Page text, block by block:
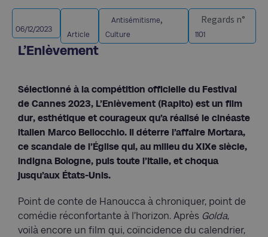
06/12/2023
Article
Antisémitisme,
Culture
Regards n°
1101
L’Enlèvement
Sélectionné à la compétition officielle du Festival
de Cannes 2023, L’Enlèvement (Rapito) est un film
dur, esthétique et courageux qu’a réalisé le cinéaste
italien Marco Bellocchio. Il déterre l’affaire Mortara,
ce scandale de l’Église qui, au milieu du XIXe siècle,
indigna Bologne, puis toute l’Italie, et choqua
jusqu’aux États-Unis.
Point de conte de Hanoucca à chroniquer, point de
comédie réconfortante à l’horizon. Après Golda,
voilà encore un film qui, coïncidence du calendrier,